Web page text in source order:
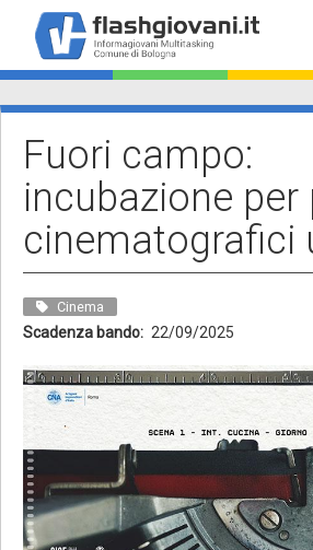
contenuto
principale
Fuori campo:
incubazione per
cinematografici
Cinema
Scadenza bando 22/09/2025